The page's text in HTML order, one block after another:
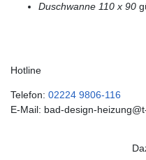
Duschwanne 110 x 90
Hotline
Telefon: 02224 9806-116
E-Mail: bad-design-